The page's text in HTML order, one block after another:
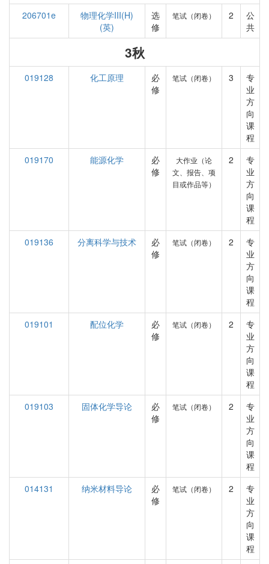
206701e
物理化学III(H)
(英)
选
修
笔试（闭卷） 2
公
共
3秋
019128 化工原理
必
修
笔试（闭卷） 3
专
业
方
向
课
程
019170
能源化学
必
修
大作业（论
文、报告、项
目或作品等）
2
专
业
方
向
课
程
019136
分离科学与技术
必
修
笔试（闭卷） 2
专
业
方
向
课
程
019101
配位化学
必
修
笔试（闭卷） 2
专
业
方
向
课
程
019103
固体化学导论
必
修
笔试（闭卷） 2
专
业
方
向
课
程
014131
纳米材料导论
必
修
笔试（闭卷） 2
专
业
方
向
课
程